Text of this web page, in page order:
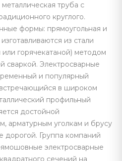
труба с
круглого.
формы: прямоугольная и
из стали
горячекатаной) методом
сваркой. Электросварные
и популярный
в широком
профильный
достойной
арматурным уголкам и брусу
дорогой. Группа компаний
электросварные
сечений на